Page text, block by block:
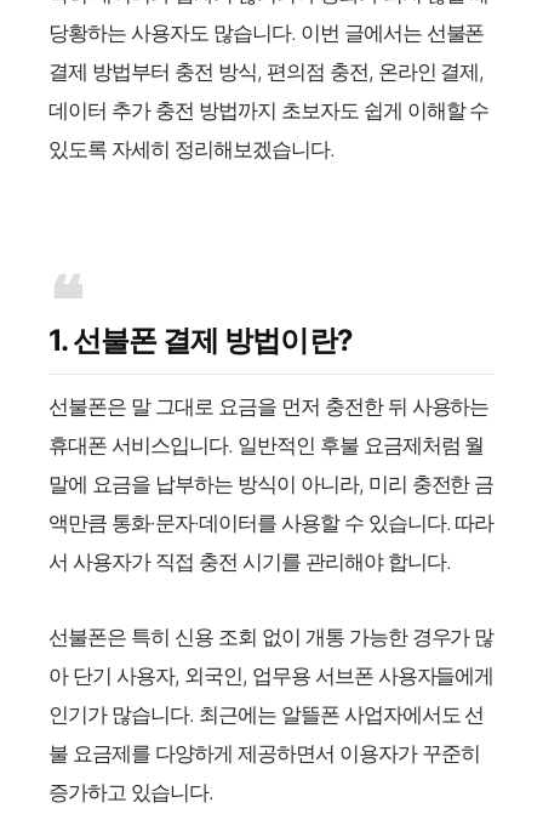
당황하는 사용자도 많습니다. 이번 글에서는 선불폰
결제 방법부터 충전 방식, 편의점 충전, 온라인 결제,
데이터 추가 충전 방법까지 초보자도 쉽게 이해할 수
있도록 자세히 정리해보겠습니다.
1. 선불폰 결제 방법이란?
선불폰은 말 그대로 요금을 먼저 충전한 뒤 사용하는
휴대폰 서비스입니다. 일반적인 후불 요금제처럼 월
말에 요금을 납부하는 방식이 아니라, 미리 충전한 금
액만큼 통화·문자·데이터를 사용할 수 있습니다. 따라
서 사용자가 직접 충전 시기를 관리해야 합니다.
선불폰은 특히 신용 조회 없이 개통 가능한 경우가 많
아 단기 사용자, 외국인, 업무용 서브폰 사용자들에게
인기가 많습니다. 최근에는 알뜰폰 사업자에서도 선
불 요금제를 다양하게 제공하면서 이용자가 꾸준히
증가하고 있습니다.